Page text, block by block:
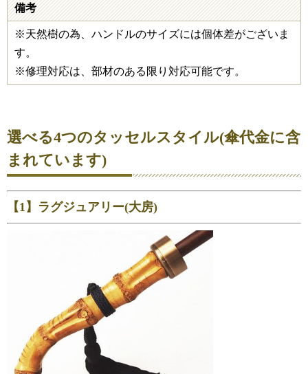
備考
※天然樹の為、ハンドルのサイズには個体差がございま
す。
※修理対応は、部材のある限り対応可能です。
選べる4つのタッセルスタイル(傘代金に含
まれています)
【1】ラグジュアリー(大房)